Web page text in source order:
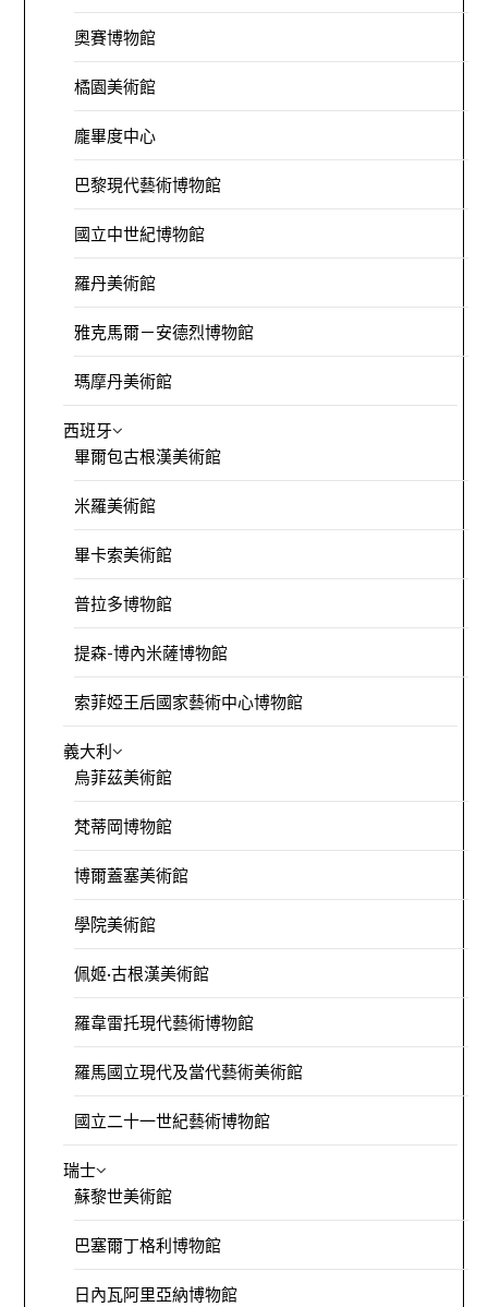
奧賽博物館
橘園美術館
龐畢度中心
巴黎現代藝術博物館
國立中世紀博物館
羅丹美術館
雅克馬爾－安德烈博物館
瑪摩丹美術館
西班牙
畢爾包古根漢美術館
米羅美術館
畢卡索美術館
普拉多博物館
提森-博內米薩博物館
索菲婭王后國家藝術中心博物館
義大利
烏菲茲美術館
梵蒂岡博物館
博爾蓋塞美術館
學院美術館
佩姬·古根漢美術館
羅韋雷托現代藝術博物館
羅馬國立現代及當代藝術美術館
國立二十一世紀藝術博物館
瑞士
蘇黎世美術館
巴塞爾丁格利博物館
日內瓦阿里亞納博物館